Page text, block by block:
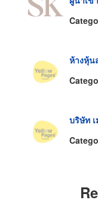
ห้างหุ้น
บริษัท